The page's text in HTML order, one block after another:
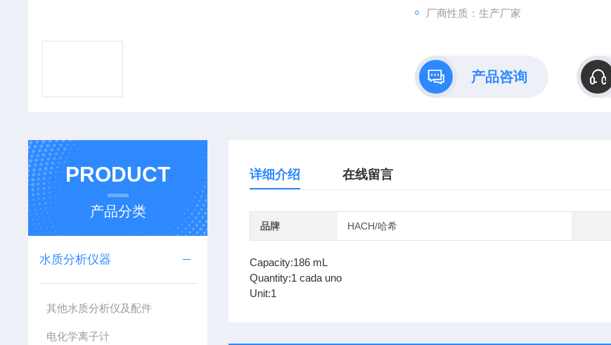
厂商性质：生产厂家
产品咨询
PRODUCT
产品分类
水质分析仪器
其他水质分析仪及配件
电化学离子计
详细介绍 在线留言
品牌 HACH/哈希
Capacity:186 mL
Quantity:1 cada uno
Unit:1